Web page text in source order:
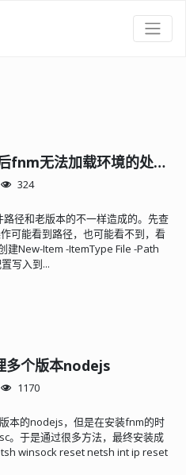
Win安装PowerShell7.x后fnm无法加载环境的处理办法
324
径和老版本的不一样造成的。先查
可能看到路径，也可能看不到，看
建New-Item -ItemType File -Path
写入到...
个版本nodejs
1170
本的nodejs，但是在安装fnm的时
。于是通过很多方法，最终安装成
winsock reset netsh int ip reset